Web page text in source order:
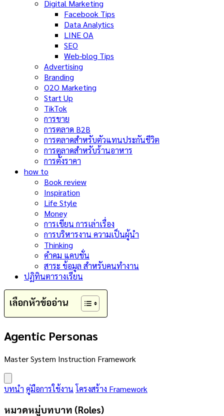
Digital Marketing
Facebook Tips
Data Analytics
LINE OA
SEO
Web-blog Tips
Advertising
Branding
O2O Marketing
Start Up
TikTok
การขาย
การตลาด B2B
การตลาดสำหรับตัวแทนประกันชีวิต
การตลาดสำหรับร้านอาหาร
การตั้งราคา
how to
Book review
Inspiration
Life Style
Money
การเขียน การเล่าเรื่อง
การบริหารงาน ความเป็นผู้นำ
Thinking
คำคม แคบชั่น
สาระ ข้อมูล สำหรับคนทำงาน
ปฏิทินตารางเรียน
เลือกหัวข้ออ่าน
Agentic Personas
Master System Instruction Framework
บทนำ คู่มือการใช้งาน โครงสร้าง Framework
หมวดหมู่บทบาท (Roles)